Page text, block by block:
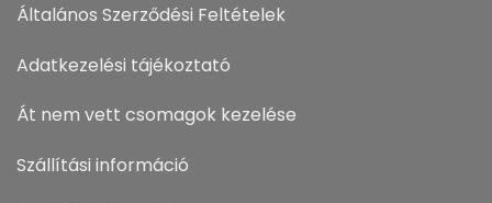
Általános Szerződési Feltételek
Adatkezelési tájékoztató
Át nem vett csomagok kezelése
Szállítási információ